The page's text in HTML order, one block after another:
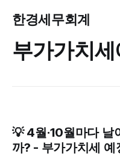
한경세무회계
부가가치
💡 4월·10월마다 날
까? - 부가가치세 예